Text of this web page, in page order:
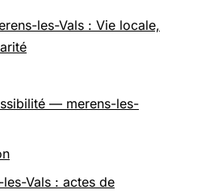
les-Vals : Vie locale,
— merens-les-
Vals : actes de